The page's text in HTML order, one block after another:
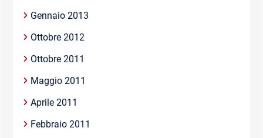
Gennaio 2013
Ottobre 2012
Ottobre 2011
Maggio 2011
Aprile 2011
Febbraio 2011